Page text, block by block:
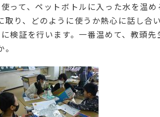
って、ペットボトルに入った水を温め
り、どのように使うか熱心に話し合
検証を行います。一番温めて、教頭先